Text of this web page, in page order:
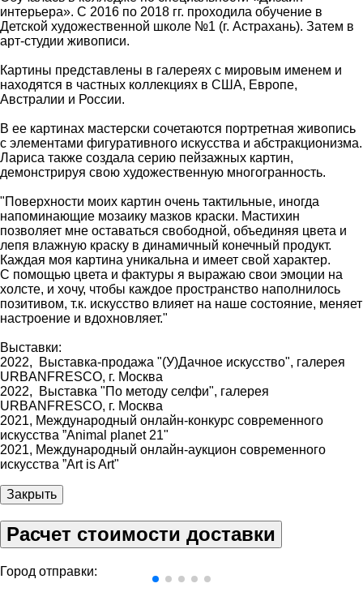
интерьера». С 2016 по 2018 гг. проходила обучение в
Детской художественной школе №1 (г. Астрахань). Затем в
арт-студии живописи.
Картины представлены в галереях с мировым именем и
находятся в частных коллекциях в США, Европе,
Австралии и России.
В ее картинах мастерски сочетаются портретная живопись
с элементами фигуративного искусства и абстракционизма.
Лариса также создала серию пейзажных картин,
демонстрируя свою художественную многогранность.
"Поверхности моих картин очень тактильные, иногда
напоминающие мозаику мазков краски. Мастихин
позволяет мне оставаться свободной, объединяя цвета и
лепя влажную краску в динамичный конечный продукт.
Каждая моя картина уникальна и имеет свой характер.
С помощью цвета и фактуры я выражаю свои эмоции на
холсте, и хочу, чтобы каждое пространство наполнилось
позитивом, т.к. искусство влияет на наше состояние, меняет
настроение и вдохновляет."
Выставки:
2022, Выставка-продажа "(У)Дачное искусство", галерея
URBANFRESCO, г. Москва
2022, Выставка "По методу селфи", галерея
URBANFRESCO, г. Москва
2021, Международный онлайн-конкурс современного
искусства ”Animal planet 21"
2021, Международный онлайн-аукцион современного
искусства ”Art is Art"
Закрыть
Расчет стоимости доставки
Город отправки: